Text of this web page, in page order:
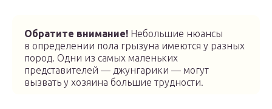
Обратите внимание! Небольшие нюансы
в определении пола грызуна имеются у разных
пород. Одни из самых маленьких
представителей — джунгарики — могут
вызвать у хозяина большие трудности.